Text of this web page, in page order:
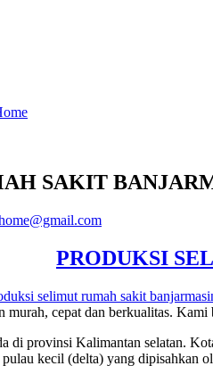
SAKIT
PRODUKSI
selimut rumah sakit
cepat dan berkualitas.
di provinsi Kalimantan selatan.
kecil (delta) yang